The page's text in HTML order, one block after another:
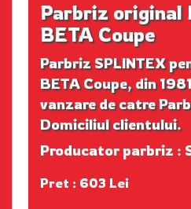
Parbriz original
BETA Coupe
Parbriz SPLINTEX
BETA Coupe, din
vanzare de catre
Domiciliul clientului.
Producator parbriz :
Pret : 603 Lei